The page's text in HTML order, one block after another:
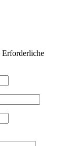
Erforderliche